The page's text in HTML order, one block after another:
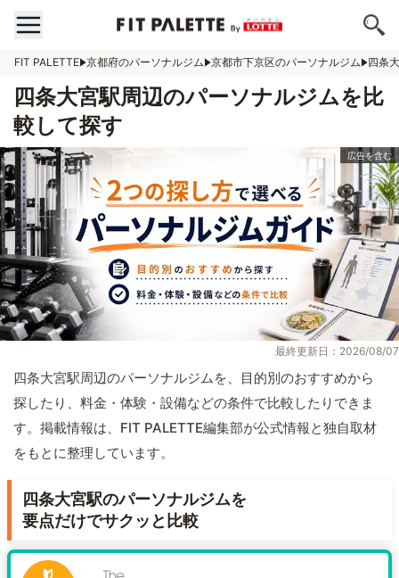
FIT PALETTE 京都府のパーソナルジム 京都市下京区のパーソナルジム 四条
四条大宮駅周辺のパーソナルジムを比
較して探す
最終更新日：2026/08/07
四条大宮駅周辺のパーソナルジムを、目的別のおすすめから
探したり、料金・体験・設備などの条件で比較したりできま
す。掲載情報は、FIT PALETTE編集部が公式情報と独自取材
をもとに整理しています。
四条大宮駅のパーソナルジムを
要点だけでサクッと比較